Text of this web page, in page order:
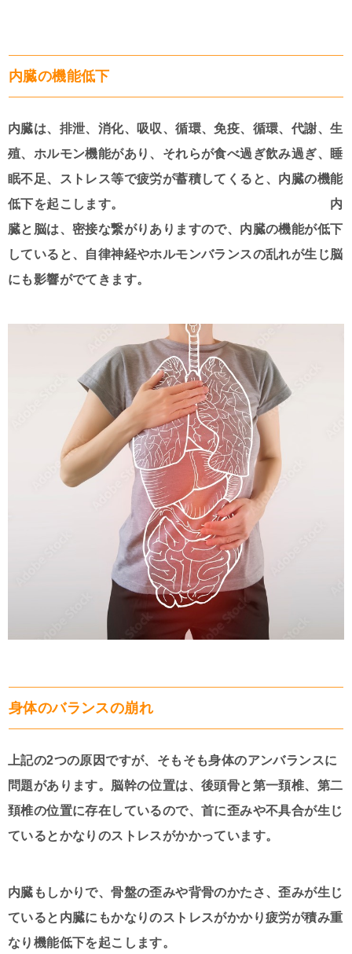
内臓の機能低下
内臓は、排泄、消化、吸収、循環、免疫、循環、代謝、生
殖、ホルモン機能があり、それらが食べ過ぎ飲み過ぎ、睡
眠不足、ストレス等で疲労が蓄積してくると、内臓の機能
低下を起こします。 内
臓と脳は、密接な繋がりありますので、内臓の機能が低下
していると、自律神経やホルモンバランスの乱れが生じ脳
にも影響がでてきます。
身体のバランスの崩れ
上記の2つの原因ですが、そもそも身体のアンバランスに
問題があります。脳幹の位置は、後頭骨と第一頚椎、第二
頚椎の位置に存在しているので、首に歪みや不具合が生じ
ているとかなりのストレスがかかっています。
内臓もしかりで、骨盤の歪みや背骨のかたさ、歪みが生じ
ていると内臓にもかなりのストレスがかかり疲労が積み重
なり機能低下を起こします。